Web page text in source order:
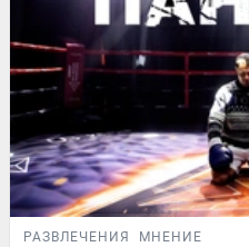
РАЗВЛЕЧЕНИЯ МНЕНИЕ